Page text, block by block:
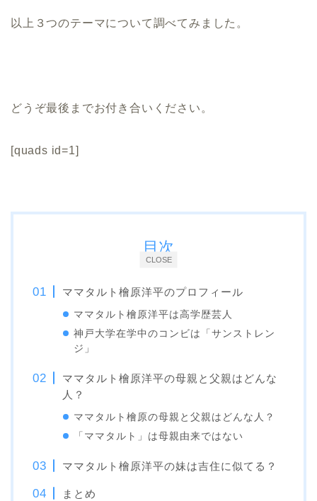
以上３つのテーマについて調べてみました。
どうぞ最後までお付き合いください。
[quads id=1]
CLOSE
目次
ママタルト檜原洋平のプロフィール
ママタルト檜原洋平は高学歴芸人
神戸大学在学中のコンビは「サンストレン
ジ」
ママタルト檜原洋平の母親と父親はどんな
人？
ママタルト檜原の母親と父親はどんな人？
「ママタルト」は母親由来ではない
ママタルト檜原洋平の妹は吉住に似てる？
まとめ